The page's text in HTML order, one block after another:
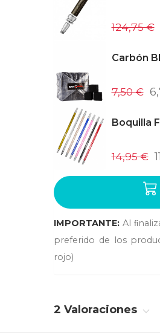
124,75 €
Carbón
7,50 €
Boquilla
14,95 €
IMPORTANTE: Al
preferido de los
rojo)
2 Valoraciones